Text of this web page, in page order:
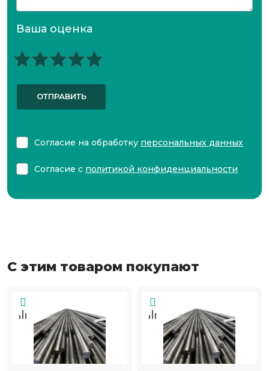
Ваша оценка
ОТПРАВИТЬ
Согласие на обработку персональных данных
Согласие с политикой конфиденциальности
С этим товаром покупают